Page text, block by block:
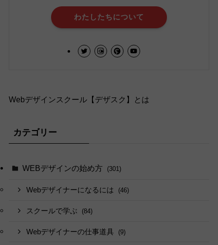
わたしたちについて
Webデザインスクール【デザスク】とは
カテゴリー
WEBデザインの始め方 (301)
Webデザイナーになるには (46)
スクールで学ぶ (84)
Webデザイナーの仕事道具 (9)